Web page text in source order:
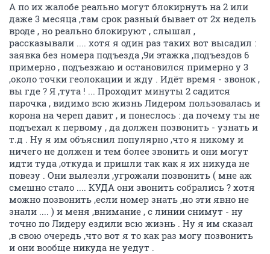
А по их жалобе реально могут блокирнуть на 2 или
даже 3 месяца ,там срок разный бывает от 2х недель
вроде , но реально блокируют , слышал ,
рассказывали .... хотя я один раз таких вот высадил :
заявка без номера подъезда ,9и этажка ,подъездов 6
примерно , подъезжаю и остановился примерно у 3
,около точки геолокации и жду . Идёт время - звонок ,
вы где ? Я ,тута ! ... Проходит минуты 2 садится
парочка , видимо всю жизнь Лидером пользовалась и
корона на череп давит , и понеслось : да почему ты не
подъехал к первому , да должен позвонить - узнать и
т.д . Ну я им объяснил популярно ,что я никому и
ничего не должен и тем более звонить и они могут
идти туда ,откуда и пришли так как я их никуда не
повезу . Они вылезли ,угрожали позвонить ( мне аж
смешно стало .... КУДА они звонить собрались ? хотя
можно позвонить ,если номер знать ,но эти явно не
знали .... ) и меня ,внимание , с линии снимут - ну
точно по Лидеру ездили всю жизнь . Ну я им сказал
,в свою очередь ,что вот я то как раз могу позвонить
и они вообще никуда не уедут .